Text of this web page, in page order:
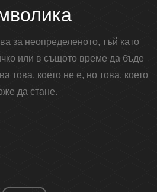
за неопределеното, тъй като
или в същото време да бъде
това, което не е, но това, което
да стане.